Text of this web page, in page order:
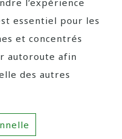
l’expérience
essentiel pour les
et concentrés
autoroute afin
des autres